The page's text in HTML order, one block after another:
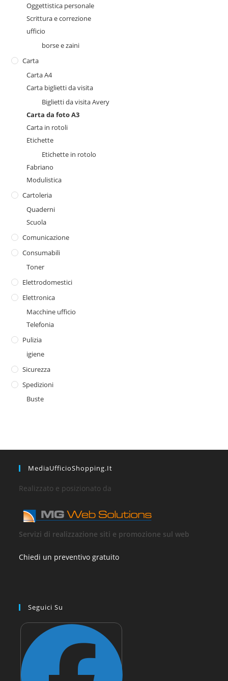
Oggettistica personale
Scrittura e correzione
ufficio
borse e zaini
Carta
Carta A4
Carta biglietti da visita
Biglietti da visita Avery
Carta da foto A3
Carta in rotoli
Etichette
Etichette in rotolo
Fabriano
Modulistica
Cartoleria
Quaderni
Scuola
Comunicazione
Consumabili
Toner
Elettrodomestici
Elettronica
Macchine ufficio
Telefonia
Pulizia
igiene
Sicurezza
Spedizioni
Buste
MediaUfficioShopping.it
Realizzato e posizionato da
Servizi di realizzazione siti e promozione sul web
Chiedi un preventivo gratuito
Seguici Su